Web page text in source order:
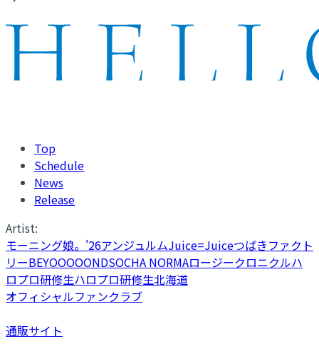
Top
Schedule
News
Release
Artist:
モーニング娘。'26アンジュルムJuice=Juiceつばきファクト
リーBEYOOOOONDSOCHA NORMAロージークロニクルハ
ロプロ研修生ハロプロ研修生北海道
オフィシャルファンクラブ
通販サイト